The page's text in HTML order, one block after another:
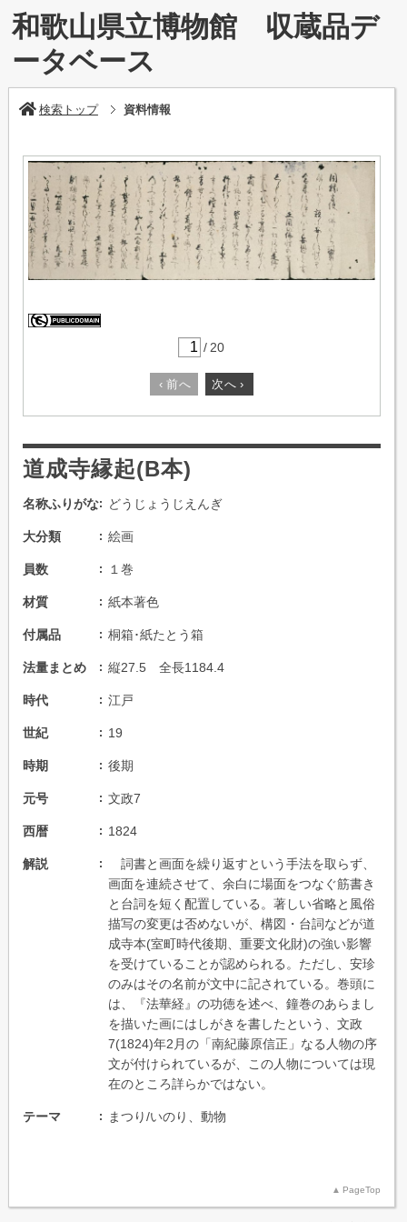
和歌山県立博物館 収蔵品デ
ータベース
検索トップ 資料情報
/ 20
‹ 前へ 次へ ›
道成寺縁起(B本)
名称ふりがな どうじょうじえんぎ
大分類 絵画
員数 １巻
材質 紙本著色
付属品 桐箱･紙たとう箱
法量まとめ 縦27.5 全長1184.4
時代 江戸
世紀 19
時期 後期
元号 文政7
西暦 1824
解説
詞書と画面を繰り返すという手法を取らず、
画面を連続させて、余白に場面をつなぐ筋書き
と台詞を短く配置している。著しい省略と風俗
描写の変更は否めないが、構図・台詞などが道
成寺本(室町時代後期、重要文化財)の強い影響
を受けていることが認められる。ただし、安珍
のみはその名前が文中に記されている。巻頭に
は、『法華経』の功徳を述べ、鐘巻のあらまし
を描いた画にはしがきを書したという、文政
7(1824)年2月の「南紀藤原信正」なる人物の序
文が付けられているが、この人物については現
在のところ詳らかではない。
テーマ まつり/いのり、動物
PageTop